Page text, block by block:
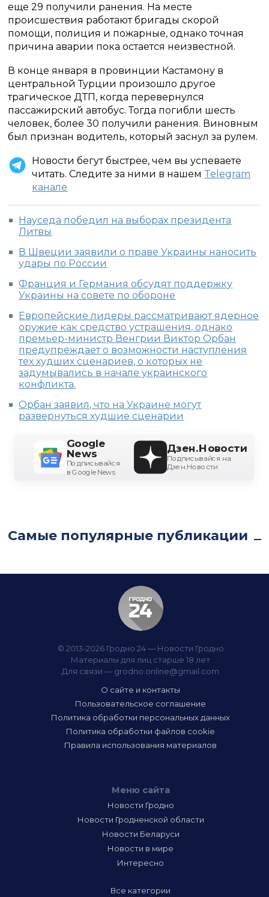
еще 29 получили ранения. На месте
происшествия работают бригады скорой
помощи, полиция и пожарные, однако точная
причина аварии пока остается неизвестной.
В конце января в провинции Кастамону в
центральной Турции произошло другое
трагическое ДТП, когда перевернулся
пассажирский автобус. Тогда погибли шесть
человек, более 30 получили ранения. Виновным
был признан водитель, который заснул за рулем.
Новости бегут быстрее, чем вы успеваете
читать. Следите за ними в нашем Telegram
канале
Науседа победил на выборах президента
Литвы
В Швеции заявили о праве Украины наносить
удары по России
Франция и Германия обсудят поддержку
Украины на совете по обороне
Европейские лидеры рассматривают ядерное
оружие как средство устрашения, однако
премьер-министр Венгрии Виктор Орбан
предупреждает о возможности наступления
тех худших сценариев, о которых не
задумывались в начале украинского
конфликта.
Орбан заявил, что на Украине могут
развернуться худшие сценарии
Google
News
Подписывайся
в Google News
Дзен.Новости
Подписывайся на
Дзен.Новости
Самые популярные публикации
© 2013-2026 Гродно 24 — Новости Гродно
Материалы для лиц старше 18 лет
Для связи — grodno.online@gmail.com
О сайте и контакты
Пользовательское соглашение
Политика обработки персональных данных
Политика обработки файлов cookie
Правила использования материалов
Меню сайта
Новости Гродно
Новости Гродненской области
Новости Беларуси
Новости в мире
Интересно
Все категории